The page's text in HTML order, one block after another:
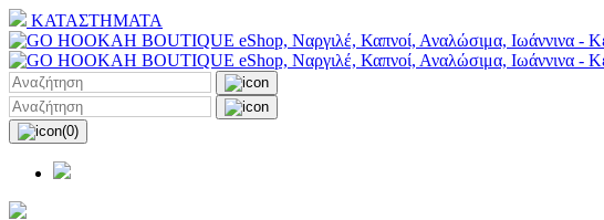
ΚΑΤΑΣΤΗΜΑΤΑ
(0)